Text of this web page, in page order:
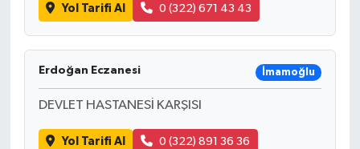
Yol Tarifi Al 0 (322) 671 43 43
Erdoğan Eczanesi İmamoğlu
DEVLET HASTANESİ KARŞISI
Yol Tarifi Al 0 (322) 891 36 36